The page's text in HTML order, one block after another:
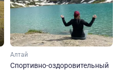
Алтай
Спортивно-оздоровительный